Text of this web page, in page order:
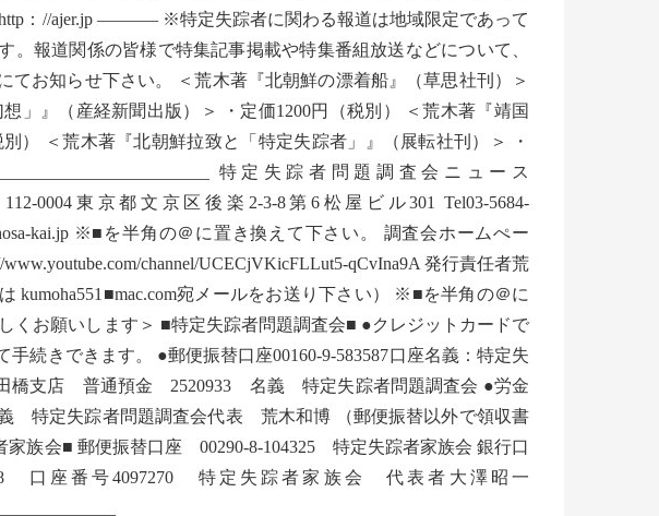
：//ajer.jp ———– ※特定失踪者に関わる報道は地域限定であって
。報道関係の皆様で特集記事掲載や特集番組放送などについて、
てお知らせ下さい。 ＜荒木著『北朝鮮の漂着船』（草思社刊）＞
」』（産経新聞出版）＞ ・定価1200円（税別） ＜荒木著『靖国
） ＜荒木著『北朝鮮拉致と「特定失踪者」』（展転社刊）＞ ・
特定失踪者問題調査会ニュース
京都文京区後楽2-3-8第6松屋ビル301 Tel03-5684-
kai.jp ※■を半角の＠に置き換えて下さい。 調査会ホームぺー
channel/UCECjVKicFLLut5-qCvIna9A 発行責任者荒
kumoha551■mac.com宛メールをお送り下さい） ※■を半角の＠に
くお願いします＞ ■特定失踪者問題調査会■ ●クレジットカードで
続きできます。 ●郵便振替口座00160-9-583587口座名義：特定失
橋支店 普通預金 2520933 名義 特定失踪者問題調査会 ●労金
定失踪者問題調査会代表 荒木和博 （郵便振替以外で領収書
家族会■ 郵便振替口座 00290-8-104325 特定失踪者家族会 銀行口
座番号4097270 特定失踪者家族会 代表者大澤昭一